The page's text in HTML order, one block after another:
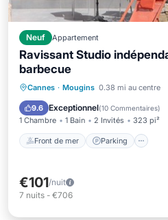
Neuf Appartement
Ravissant Studio
barbecue
Cannes · Mougins 0.38 mi au centre
9.6 Exceptionnel(10 Commentaires)
1 Chambre 1 Bain 2 Invités 323 pi²
Front de mer Parking
Front de mer
Parking
Vue sur l’océan
€101/nuit
7 nuits - €706